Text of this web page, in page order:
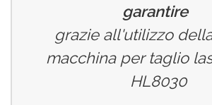
garantire
grazie all'utilizzo
macchina per taglio
HL8030